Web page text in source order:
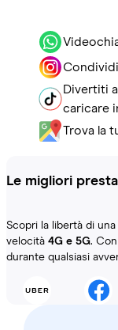
Divertiti
caricare
Trova la
Le migliori
Scopri la libertà di
velocità 4G e 5G.
durante qualsiasi